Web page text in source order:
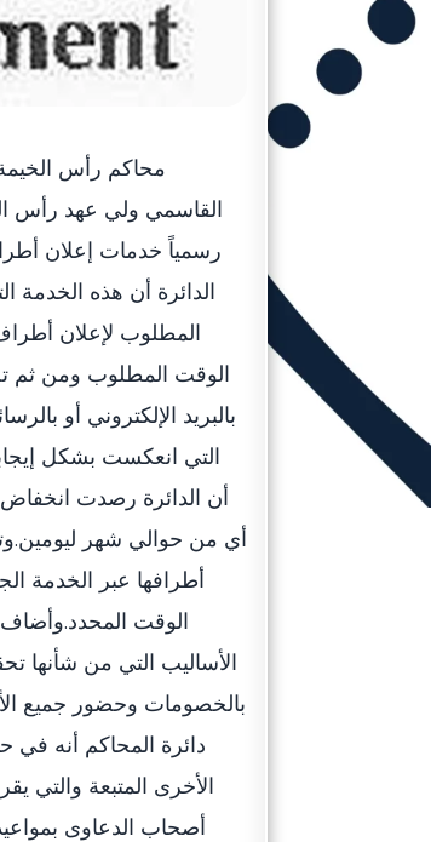
محاكم رأس
القاسمي ولي عهد رأس
رسمياً خدمات إعلان
الدائرة أن هذه
المطلوب لإعلان
الوقت المطلوب ومن ثم
بالبريد الإلكتروني أو
التي انعكست بشكل
أطرافها عبر الخدمة
الوقت
الأساليب التي من شأنها
بالخصومات وحضور جميع
دائرة المحاكم أنه في
الأخرى المتبعة والتي
أصحاب الدعاوى